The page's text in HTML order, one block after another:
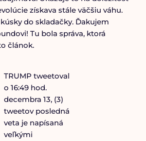
získava stále väčšiu váhu.
do skladačky. Ďakujem
Tu bola správa, ktorá
článok.
TRUMP tweetoval
o 16:49 hod.
decembra 13, (3)
tweetov posledná
veta je napísaná
veľkými